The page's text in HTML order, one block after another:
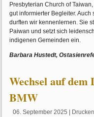
Presbyterian Church of
gut informierter Begleiter.
durften wir kennenlernen. Sie
Paiwan und setzt sich
indigenen Gemeinden ein.
Barbara Hustedt,
Wechsel auf
BMW
06. September 2025 Drucken